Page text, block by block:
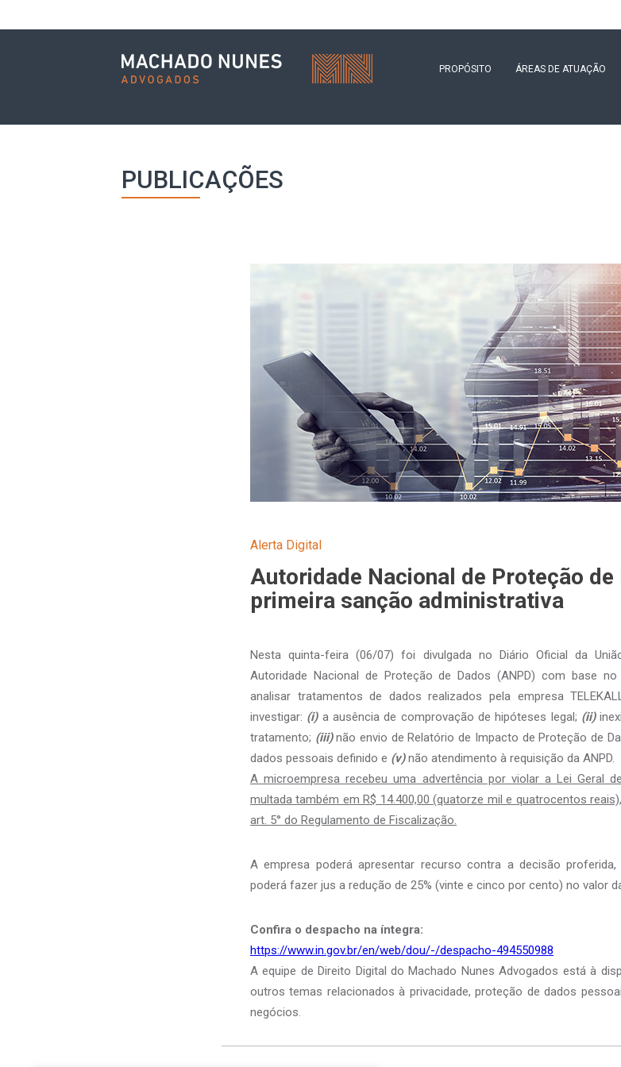
PROPÓSITO ÁREAS DE ATUAÇÃO
PUBLICAÇÕES
Alerta Digital
Autoridade Nacional de Proteção de
primeira sanção administrativa
Nesta quinta-feira (06/07) foi divulgada no Diário Oficial da
Autoridade Nacional de Proteção de Dados (ANPD) com base
analisar tratamentos de dados realizados pela empresa
investigar: (i)a ausência de comprovação de hipóteses legal; (ii)
tratamento; (iii)não envio de Relatório de Impacto de Proteção de
dados pessoais definido e (v)não atendimento à requisição da ANPD.
A microempresa recebeu uma advertência por violar a Lei Geral
multada também em R$ 14.400,00 (quatorze mil e quatrocentos
art. 5° do Regulamento de Fiscalização.
A empresa poderá apresentar recurso contra a decisão
poderá fazer jus a redução de 25% (vinte e cinco por cento) no valor
Confira o despacho na íntegra:
https://www.in.gov.br/en/web/dou/-/despacho-494550988
A equipe de Direito Digital do Machado Nunes Advogados está à
outros temas relacionados à privacidade, proteção de dados
negócios.